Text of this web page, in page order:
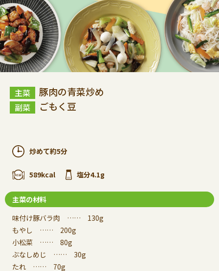
豚肉の青菜炒め
ごもく豆
炒めて約5分
589kcal 塩分4.1g
主菜の材料
味付け豚バラ肉 …… 130g
もやし …… 200g
小松菜 …… 80g
ぶなしめじ …… 30g
たれ …… 70g